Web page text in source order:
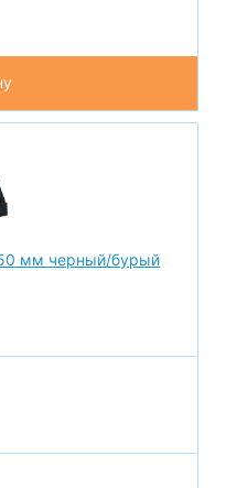
мм черный/бурый